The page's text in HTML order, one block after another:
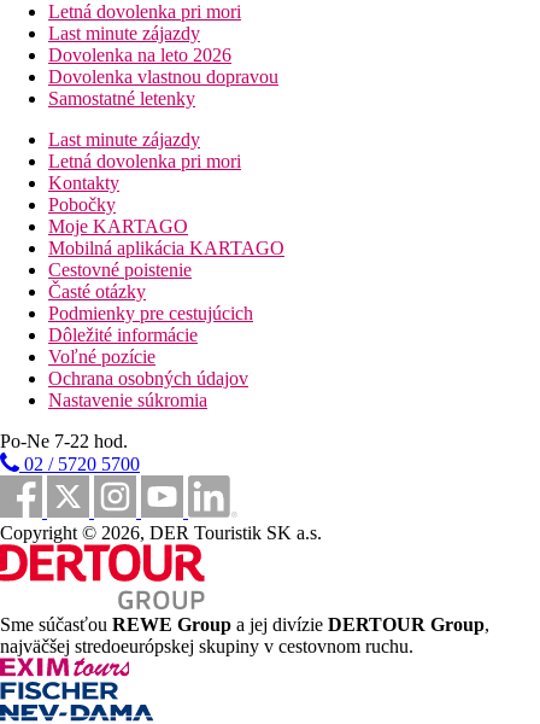
Ostatné typy izieb(pokiaľ nie je uvedené inak, majú izby
vyššie uvedené vybavenie)
Dvojposteľová izba, Výhľad mora
Štvorlôžková izba:priestrannejšia
Štvorposteľová izba, Výhľad mora:
Informácie o hoteli
vstupná hala s recepciou
zmenáreň
hlavná reštaurácia
bar
snack bar
lobby bar
kaviareň
obchodná arkáda
Wi-Fi na recepcii (zadarmo)
konferenčná miestnosť
bazén (lehátka a slnečníky zadarmo, osušky za poplatok)
bazén so šmykľavkami
vnútorný bazén
miniklub
detské ihrisko
Popis pláže
piesočnatá
lehátka a slnečníky zadarmo
osušky za poplatok
plážový bar
Športové aktivity zadarmo
animačné programy
aerobic
Letná dovolenka pri mori
Last minute zájazdy
Dovolenka na leto 2026
Dovolenka vlastnou dopravou
Samostatné letenky
Last minute zájazdy
Letná dovolenka pri mori
Kontakty
Pobočky
Moje KARTAGO
Mobilná aplikácia KARTAGO
Cestovné poistenie
Časté otázky
Podmienky pre cestujúcich
Dôležité informácie
Voľné pozície
Ochrana osobných údajov
Nastavenie súkromia
Po-Ne 7-22 hod.
02 / 5720 5700
Copyright © 2026, DER Touristik SK a.s.
Sme súčasťou REWE Group a jej divízie DERTOUR Group,
najväčšej stredoeurópskej skupiny v cestovnom ruchu.